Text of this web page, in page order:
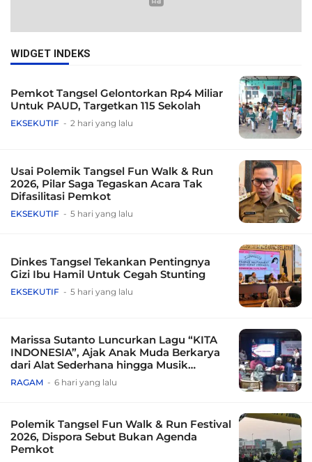
WIDGET INDEKS
Pemkot Tangsel Gelontorkan Rp4 Miliar
Untuk PAUD, Targetkan 115 Sekolah
EKSEKUTIF 2 hari yang lalu
Usai Polemik Tangsel Fun Walk & Run
2026, Pilar Saga Tegaskan Acara Tak
Difasilitasi Pemkot
EKSEKUTIF 5 hari yang lalu
Dinkes Tangsel Tekankan Pentingnya
Gizi Ibu Hamil Untuk Cegah Stunting
EKSEKUTIF 5 hari yang lalu
Marissa Sutanto Luncurkan Lagu “KITA
INDONESIA”, Ajak Anak Muda Berkarya
dari Alat Sederhana hingga Musik
Tradisional
RAGAM 6 hari yang lalu
Polemik Tangsel Fun Walk & Run Festival
2026, Dispora Sebut Bukan Agenda
Pemkot